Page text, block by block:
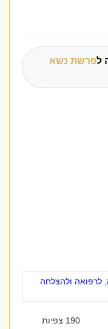
פרשת נשא
ולהצלחה
190 צפיות